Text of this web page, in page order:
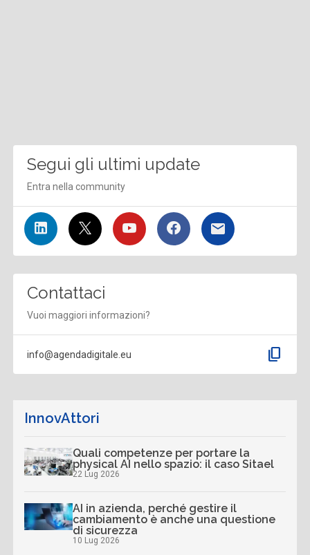
Segui gli ultimi update
Entra nella community
Contattaci
Vuoi maggiori informazioni?
info@agendadigitale.eu content_copy
InnovAttori
Quali competenze per portare la
physical AI nello spazio: il caso Sitael
22 Lug 2026
AI in azienda, perché gestire il
cambiamento è anche una questione
di sicurezza
10 Lug 2026